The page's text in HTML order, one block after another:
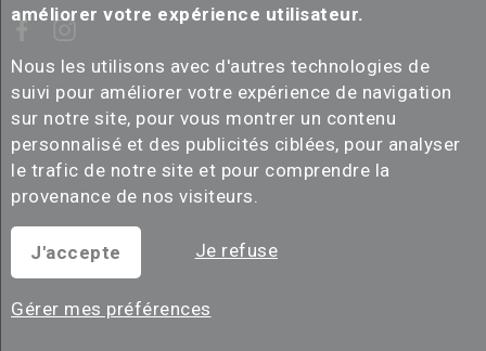
améliorer votre expérience utilisateur.
Nous les utilisons avec d'autres technologies de
suivi pour améliorer votre expérience de navigation
sur notre site, pour vous montrer un contenu
personnalisé et des publicités ciblées, pour analyser
le trafic de notre site et pour comprendre la
provenance de nos visiteurs.
J'accepte Je refuse
Gérer mes préférences